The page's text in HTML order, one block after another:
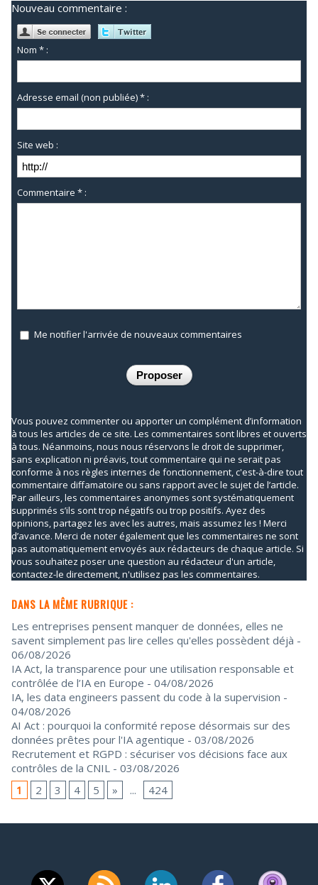
Nouveau commentaire :
Nom * :
Adresse email (non publiée) * :
Site web :
Commentaire * :
Me notifier l'arrivée de nouveaux commentaires
Vous pouvez commenter ou apporter un complément d’information
à tous les articles de ce site. Les commentaires sont libres et ouverts
à tous. Néanmoins, nous nous réservons le droit de supprimer,
sans explication ni préavis, tout commentaire qui ne serait pas
conforme à nos règles internes de fonctionnement, c'est-à-dire tout
commentaire diffamatoire ou sans rapport avec le sujet de l’article.
Par ailleurs, les commentaires anonymes sont systématiquement
supprimés s’ils sont trop négatifs ou trop positifs. Ayez des
opinions, partagez les avec les autres, mais assumez les ! Merci
d’avance. Merci de noter également que les commentaires ne sont
pas automatiquement envoyés aux rédacteurs de chaque article. Si
vous souhaitez poser une question au rédacteur d'un article,
contactez-le directement, n'utilisez pas les commentaires.
DANS LA MÊME RUBRIQUE :
Les entreprises pensent manquer de données, elles ne
savent simplement pas lire celles qu'elles possèdent déjà -
06/08/2026
IA Act, la transparence pour une utilisation responsable et
contrôlée de l’IA en Europe - 04/08/2026
IA, les data engineers passent du code à la supervision -
04/08/2026
AI Act : pourquoi la conformité repose désormais sur des
données prêtes pour l'IA agentique - 03/08/2026
Recrutement et RGPD : sécuriser vos décisions face aux
contrôles de la CNIL - 03/08/2026
1
2 3 4 5 » ... 424